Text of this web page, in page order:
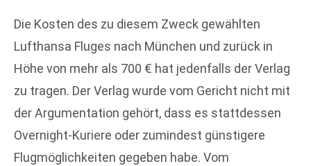
Die Kosten des zu diesem Zweck gewählten
Lufthansa Fluges nach München und zurück in
Höhe von mehr als 700 € hat jedenfalls der Verlag
zu tragen. Der Verlag wurde vom Gericht nicht mit
der Argumentation gehört, dass es stattdessen
Overnight-Kuriere oder zumindest günstigere
Flugmöglichkeiten gegeben habe. Vom